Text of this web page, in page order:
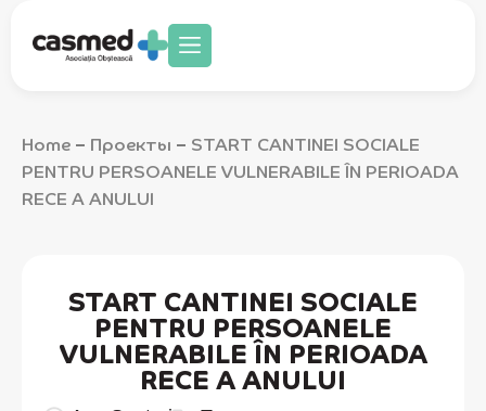
Home – Проекты – START CANTINEI SOCIALE
PENTRU PERSOANELE VULNERABILE ÎN PERIOADA
RECE A ANULUI
START CANTINEI SOCIALE
PENTRU PERSOANELE
VULNERABILE ÎN PERIOADA
RECE A ANULUI